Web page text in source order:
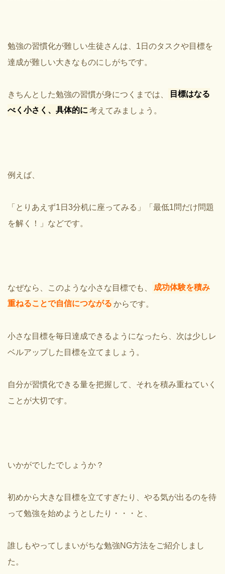
勉強の習慣化が難しい生徒さんは、1日のタスクや目標を
達成が難しい大きなものにしがちです。
きちんとした勉強の習慣が身につくまでは、
目標はなる
べく小さく、具体的に 考えてみましょう。
例えば、
「とりあえず1日3分机に座ってみる」
「最低1問だけ問題
を解く！」などです。
なぜなら、このような小さな目標でも、
成功体験を積み
重ねることで自信につながる からです。
小さな目標を毎日達成できるようになったら、次は少しレ
ベルアップした目標を立てましょう。
自分が習慣化できる量を把握して、それを積み重ねていく
ことが大切です。
いかがでしたでしょうか？
初めから大きな目標を立てすぎたり、やる気が出るのを待
って勉強を始めようとしたり・・・と、
誰しもやってしまいがちな勉強NG方法をご紹介しまし
た。